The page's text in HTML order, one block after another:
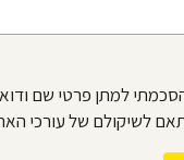
למתן פרטי שם
לשיקולם של עורכי